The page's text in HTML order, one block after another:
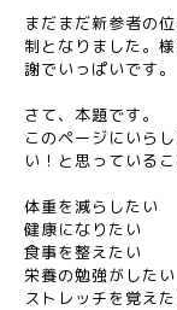
まだまだ新参者の
制となりました。
謝でいっぱいです。
さて、本題です。
このページにいら
い！と思っているこ
体重を減らしたい
健康になりたい
食事を整えたい
栄養の勉強がしたい
ストレッチを覚え